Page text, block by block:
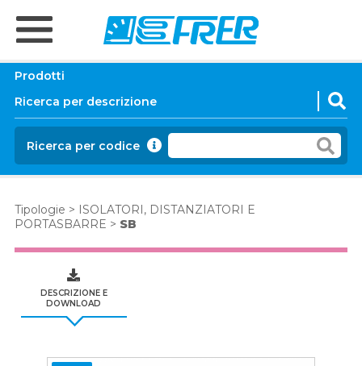
Prodotti
Ricerca per codice
Tipologie > ISOLATORI, DISTANZIATORI E
PORTASBARRE > SB
DESCRIZIONE E
DOWNLOAD